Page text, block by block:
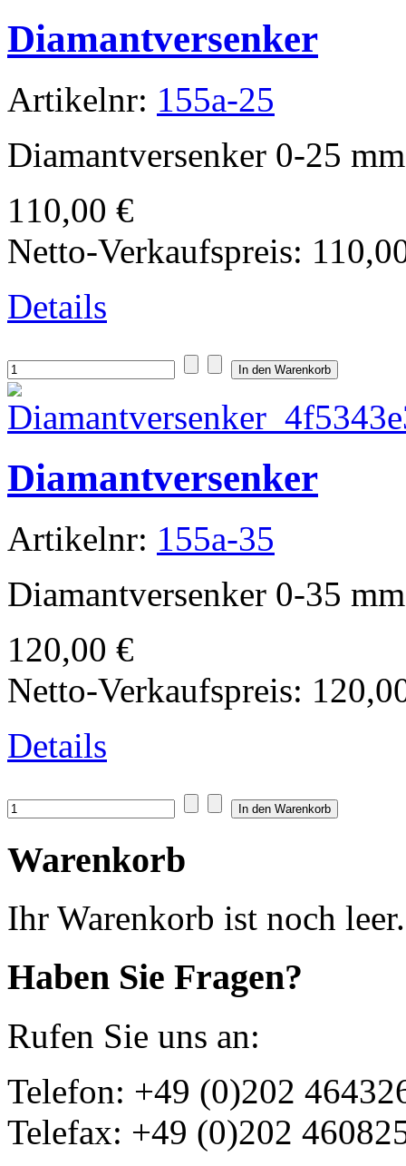
Diamantversenker
Artikelnr: 155a-25
Diamantversenker 0-25
110,00 €
Netto-Verkaufspreis:
Details
Diamantversenker
Artikelnr: 155a-35
Diamantversenker 0-35
120,00 €
Netto-Verkaufspreis:
Details
Warenkorb
Ihr Warenkorb ist noch leer.
Haben Sie Fragen?
Rufen Sie uns an:
Telefon: +49 (0)202
Telefax: +49 (0)202